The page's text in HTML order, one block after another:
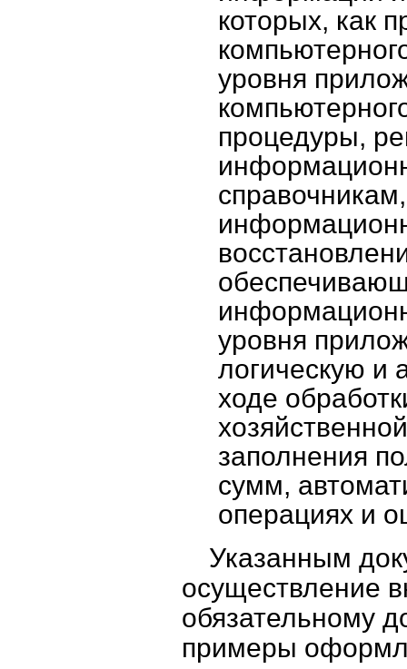
которых, как
уровня
процедуры,
уровня
логическую и
ходе
заполнения
сумм,
операциях и
Указанным
осуществление
обязательному
примеры